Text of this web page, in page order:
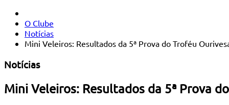
O Clube
Notícias
Mini Veleiros: Resultados da 5ª Prova do Troféu
Notícias
Mini Veleiros: Resultados da 5ª Prova